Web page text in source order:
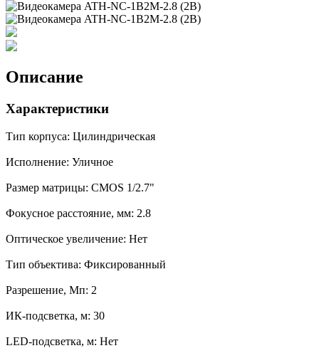
Описание
Характеристики
Тип корпуса: Цилиндрическая
Исполнение: Уличное
Размер матрицы: CMOS 1/2.7"
Фокусное расстояние, мм: 2.8
Оптическое увеличение: Нет
Тип объектива: Фиксированный
Разрешение, Мп: 2
ИК-подсветка, м: 30
LED-подсветка, м: Нет